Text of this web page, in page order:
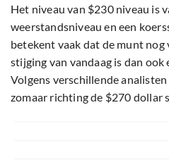
Het niveau van $230 niveau is
weerstandsniveau en een
betekent vaak dat de munt nog
stijging van vandaag is dan ook
Volgens verschillende
zomaar richting de $270 dollar